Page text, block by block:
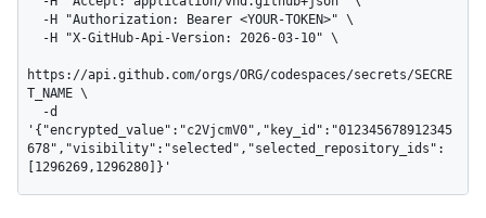
https://api.github.com/orgs/ORG/codespaces/secrets/SECRE
T_NAME \
'{"encrypted_value":"c2VjcmV0","key_id":"012345678912345
678","visibility":"selected","selected_repository_ids":
[1296269,1296280]}'